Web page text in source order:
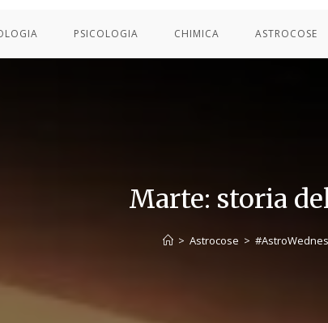
PSICOLOGIA CHIMICA ASTROCOSE
Marte: storia
> Astrocose >